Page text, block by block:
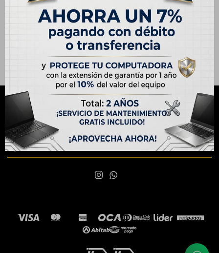
Quitar filtros
NEWSLETTER
¡Suscribite y recibí todas nuestras novedades!
SUSCRIBIRME
 